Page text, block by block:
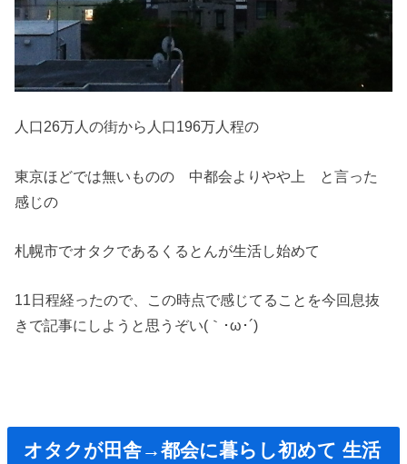
人口26万人の街から人口196万人程の
東京ほどでは無いものの 中都会よりやや上 と言った
感じの
札幌市でオタクであるくるとんが生活し始めて
11日程経ったので、この時点で感じてることを今回息抜
きで記事にしようと思うぞい(｀･ω･´)ゞ
オタクが田舎→都会に暮らし初めて 生活